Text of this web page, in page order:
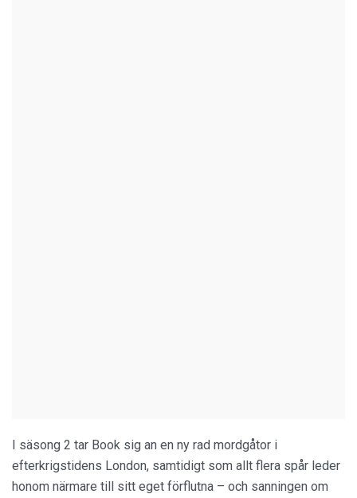
I säsong 2 tar Book sig an en ny rad mordgåtor i
efterkrigstidens London, samtidigt som allt flera spår leder
honom närmare till sitt eget förflutna – och sanningen om